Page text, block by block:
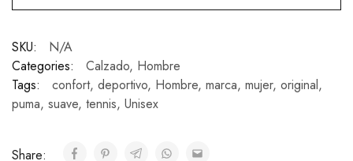
SKU:
N/A
Categories:
Calzado, Hombre
Tags:
confort, deportivo, Hombre, marca, mujer, original,
puma, suave, tennis, Unisex
Share: